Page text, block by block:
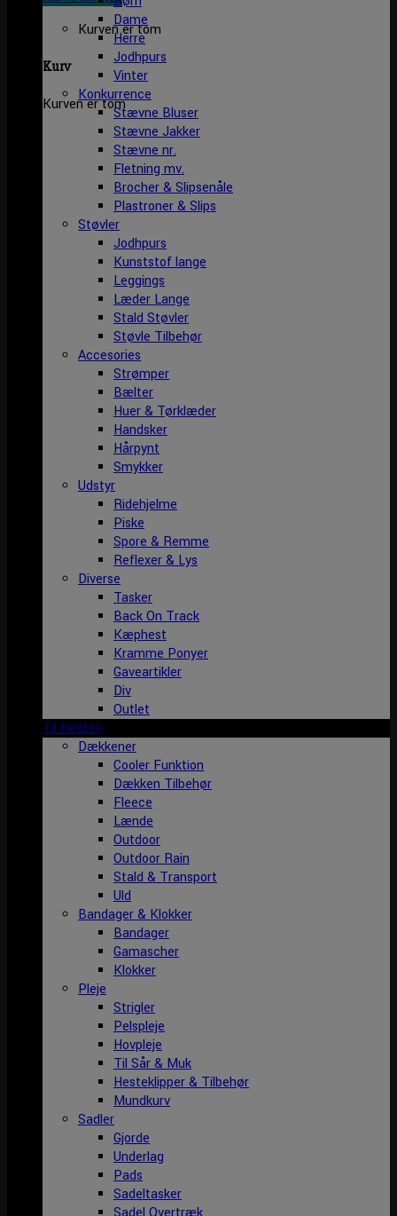
Kurven er tom
Kurv
Kurven er tom
Dame
Herre
Jodhpurs
Vinter
Konkurrence
Stævne Bluser
Stævne Jakker
Stævne nr.
Fletning mv.
Brocher & Slipsenåle
Plastroner & Slips
Støvler
Jodhpurs
Kunststof lange
Leggings
Læder Lange
Stald Støvler
Støvle Tilbehør
Accesories
Strømper
Bælter
Huer & Tørklæder
Handsker
Hårpynt
Smykker
Udstyr
Ridehjelme
Piske
Spore & Remme
Reflexer & Lys
Diverse
Tasker
Back On Track
Kæphest
Kramme Ponyer
Gaveartikler
Div
Outlet
Til Hesten
Dækkener
Cooler Funktion
Dækken Tilbehør
Fleece
Lænde
Outdoor
Outdoor Rain
Stald & Transport
Uld
Bandager & Klokker
Bandager
Gamascher
Klokker
Pleje
Strigler
Pelspleje
Hovpleje
Til Sår & Muk
Hesteklipper & Tilbehør
Mundkurv
Sadler
Gjorde
Underlag
Pads
Sadeltasker